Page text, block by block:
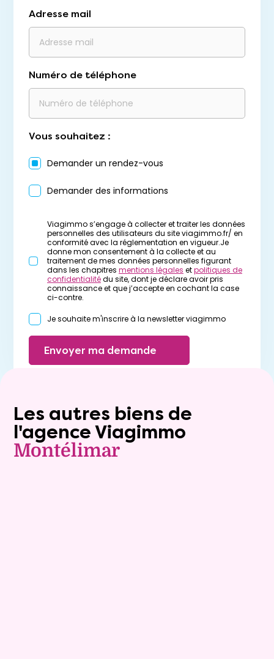
Adresse mail
Numéro de téléphone
Vous souhaitez :
Demander un rendez-vous
Demander des informations
Viagimmo s’engage à collecter et traiter les données
personnelles des utilisateurs du site viagimmo.fr/ en
conformité avec la réglementation en vigueur.Je
donne mon consentement à la collecte et au
traitement de mes données personnelles figurant
dans les chapitres mentions légales etpolitiques de
confidentialitédu site, dont je déclare avoir pris
connaissance et que j’accepte en cochant la case
ci-contre.
Je souhaite m'inscrire à la newsletter viagimmo
Envoyer ma demande
Les autres biens de
l'agence Viagimmo
Montélimar